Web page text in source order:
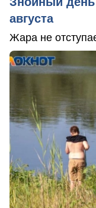
августа
Жара не